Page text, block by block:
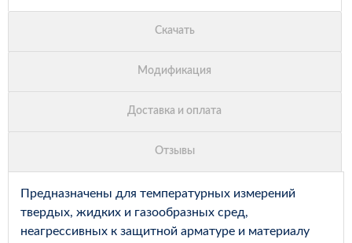
Предназначены для температурных измерений
твердых, жидких и газообразных сред,
неагрессивных к защитной арматуре и материалу